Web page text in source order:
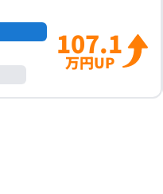
107.1
万円UP